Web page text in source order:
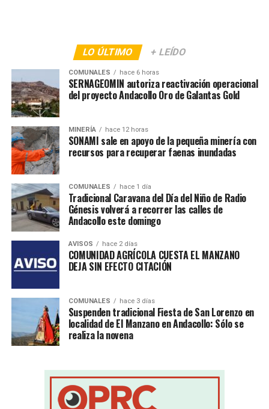
LO ÚLTIMO + LEÍDO
COMUNALES hace 6 horas
SERNAGEOMIN autoriza reactivación operacional
del proyecto Andacollo Oro de Galantas Gold
MINERÍA hace 12 horas
SONAMI sale en apoyo de la pequeña minería con
recursos para recuperar faenas inundadas
COMUNALES hace 1 día
Tradicional Caravana del Día del Niño de Radio
Génesis volverá a recorrer las calles de
Andacollo este domingo
AVISOS hace 2 días
COMUNIDAD AGRÍCOLA CUESTA EL MANZANO
DEJA SIN EFECTO CITACIÓN
COMUNALES hace 3 días
Suspenden tradicional Fiesta de San Lorenzo en
localidad de El Manzano en Andacollo: Sólo se
realiza la novena